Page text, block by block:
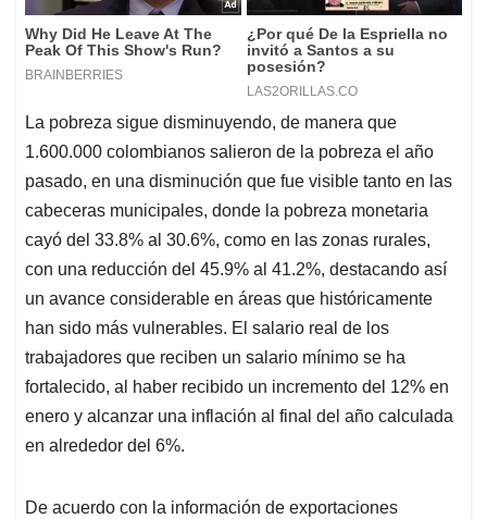
La pobreza sigue disminuyendo, de manera que
1.600.000 colombianos salieron de la pobreza el año
pasado, en una disminución que fue visible tanto en las
cabeceras municipales, donde la pobreza monetaria
cayó del 33.8% al 30.6%, como en las zonas rurales,
con una reducción del 45.9% al 41.2%, destacando así
un avance considerable en áreas que históricamente
han sido más vulnerables. El salario real de los
trabajadores que reciben un salario mínimo se ha
fortalecido, al haber recibido un incremento del 12% en
enero y alcanzar una inflación al final del año calculada
en alrededor del 6%.
De acuerdo con la información de exportaciones